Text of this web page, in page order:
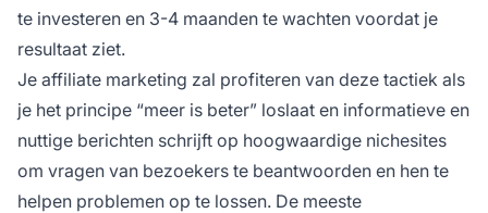
te investeren en 3-4 maanden te wachten voordat je
resultaat ziet.
Je affiliate marketing zal profiteren van deze tactiek als
je het principe “meer is beter” loslaat en informatieve en
nuttige berichten schrijft op hoogwaardige nichesites
om vragen van bezoekers te beantwoorden en hen te
helpen problemen op te lossen. De meeste